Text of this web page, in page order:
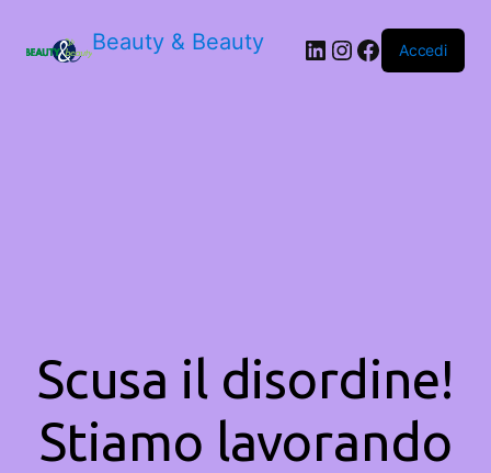
Beauty & Beauty LinkedIn
Instagram
Facebook
Accedi
Scusa il disordine!
Stiamo lavorando